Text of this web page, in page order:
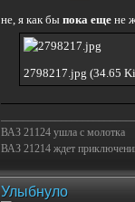
не, я как бы пока еще не
2798217.jpg (34.65
ВАЗ 21124 ушла с молотка
ВАЗ 21214 ждет
Улыбнуло